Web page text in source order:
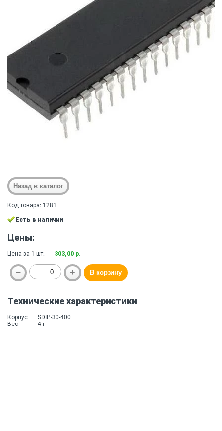
Код товара: 1281
Есть в наличии
Цены:
Цена за 1 шт: 303,00 р.
Технические характеристики
Корпус
SDIP-30-400
Вес
4 г